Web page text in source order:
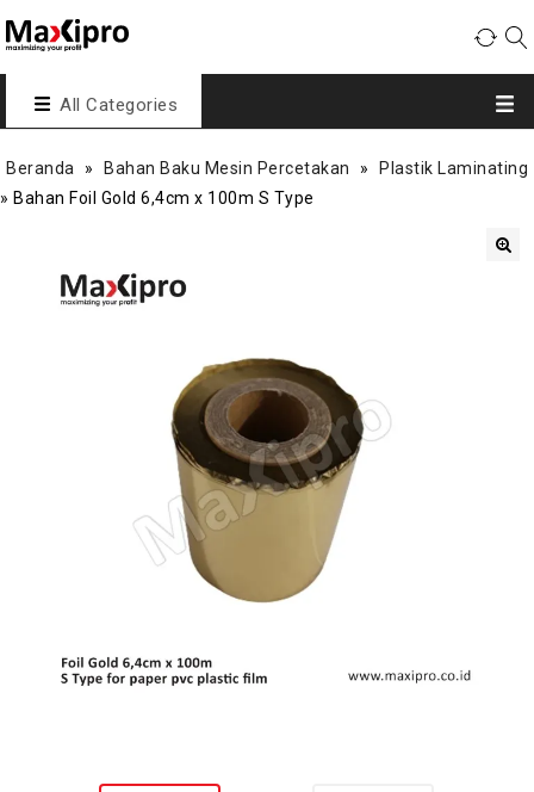
All Categories
Beranda » Bahan Baku Mesin Percetakan »
Plastik Laminating
» Bahan Foil Gold 6,4cm x 100m S Type